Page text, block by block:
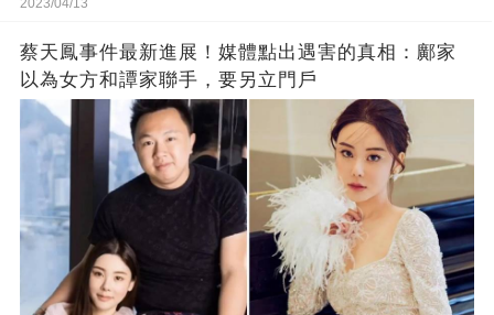
2023/04/13
蔡天鳳事件最新進展！媒體點出遇害的真相：鄺家
以為女方和譚家聯手，要另立門戶